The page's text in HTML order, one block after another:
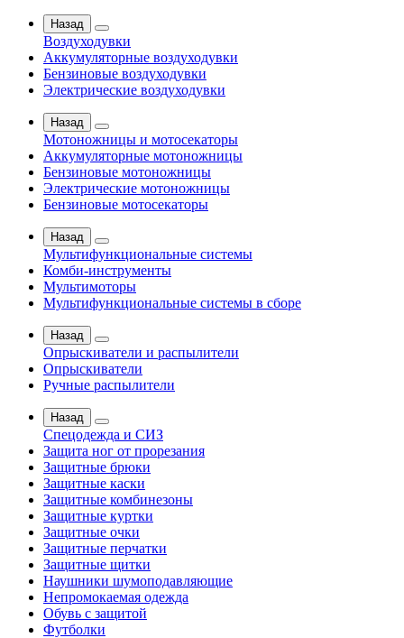
Назад
Воздуходувки
Аккумуляторные воздуходувки
Бензиновые воздуходувки
Электрические воздуходувки
Назад
Мотоножницы и мотосекаторы
Аккумуляторные мотоножницы
Бензиновые мотоножницы
Электрические мотоножницы
Бензиновые мотосекаторы
Назад
Мультифункциональные системы
Комби-инструменты
Мультимоторы
Мультифункциональные системы в сборе
Назад
Опрыскиватели и распылители
Опрыскиватели
Ручные распылители
Назад
Спецодежда и СИЗ
Защита ног от прорезания
Защитные брюки
Защитные каски
Защитные комбинезоны
Защитные куртки
Защитные очки
Защитные перчатки
Защитные щитки
Наушники шумоподавляющие
Непромокаемая одежда
Обувь с защитой
Футболки